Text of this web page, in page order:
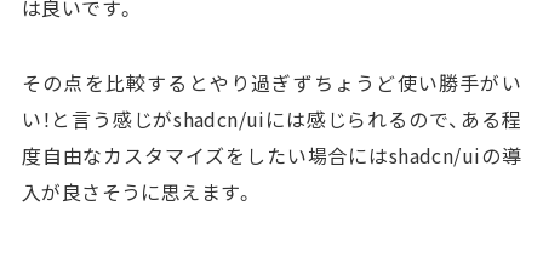
は良いです。
その点を比較するとやり過ぎずちょうど使い勝手がい
い！と言う感じがshadcn/uiには感じられるので、ある程
度自由なカスタマイズをしたい場合にはshadcn/uiの導
入が良さそうに思えます。